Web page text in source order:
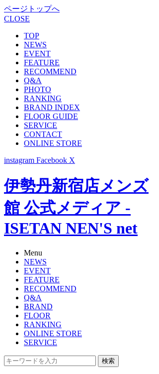
ページトップへ
CLOSE
TOP
NEWS
EVENT
FEATURE
RECOMMEND
Q&A
PHOTO
RANKING
BRAND INDEX
FLOOR GUIDE
SERVICE
CONTACT
ONLINE STORE
instagram Facebook X
伊勢丹新宿店メンズ
館 公式メディア -
ISETAN NEN'S net
Menu
NEWS
EVENT
FEATURE
RECOMMEND
Q&A
BRAND
FLOOR
RANKING
ONLINE STORE
SERVICE
検索